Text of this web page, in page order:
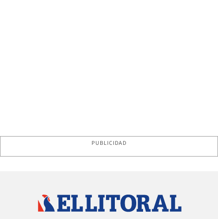
PUBLICIDAD